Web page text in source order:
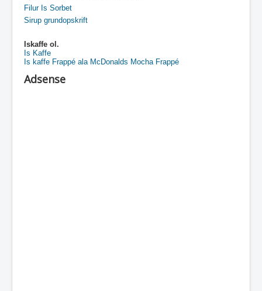
Filur Is Sorbet
Sirup grundopskrift
Iskaffe ol.
Is Kaffe
Is kaffe Frappé ala McDonalds Mocha Frappé
Adsense